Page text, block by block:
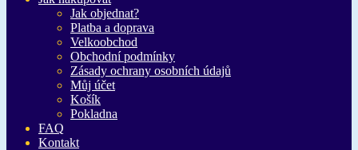
Jak objednat?
Platba a doprava
Velkoobchod
Obchodní podmínky
Zásady ochrany osobních údajů
Můj účet
Košík
Pokladna
FAQ
Kontakt